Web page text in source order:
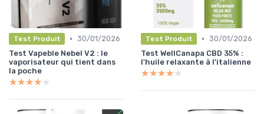
Test Produit • 30/01/2026
Test Vapeble Nebel V2 : le
vaporisateur qui tient dans
la poche
★★★★★
★★★★★
Test Produit • 30/01/2026
Test WellCanapa CBD 35% :
l'huile relaxante à l'italienne
★★★★★
★★★★★